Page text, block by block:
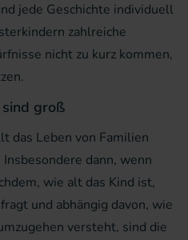
jede Geschichte individuell
zahlreiche
nicht zu kurz kommen,
groß
das Leben von Familien
dann, wenn
wie alt das Kind ist,
und abhängig davon, wie
versteht, sind die